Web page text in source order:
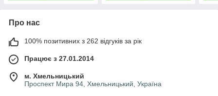
Про нас
100% позитивних з 262 відгуків за рік
Працює з 27.01.2014
м. Хмельницький
Проспект Мира 94, Хмельницький, Україна